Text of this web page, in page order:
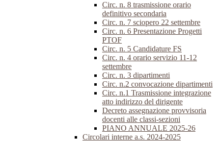
Circ. n. 8 trasmissione orario
definitivo secondaria
Circ. n. 7 sciopero 22 settembre
Circ. n. 6 Presentazione Progetti
PTOF
Circ. n. 5 Candidature FS
Circ. n. 4 orario servizio 11-12
settembre
Circ. n. 3 dipartimenti
Circ. n.2 convocazione dipartimenti
Circ. n.1 Trasmissione integrazione
atto indirizzo del dirigente
Decreto assegnazione provvisoria
docenti alle classi-sezioni
PIANO ANNUALE 2025-26
Circolari interne a.s. 2024-2025